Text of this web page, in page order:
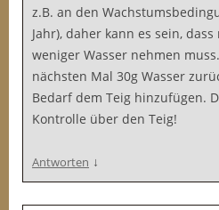
z.B. an den
Jahr), daher kann es sein,
weniger Wasser nehmen
nächsten Mal 30g Wasser
Bedarf dem Teig hinzufügen.
Kontrolle über den Teig!
Antworten ↓